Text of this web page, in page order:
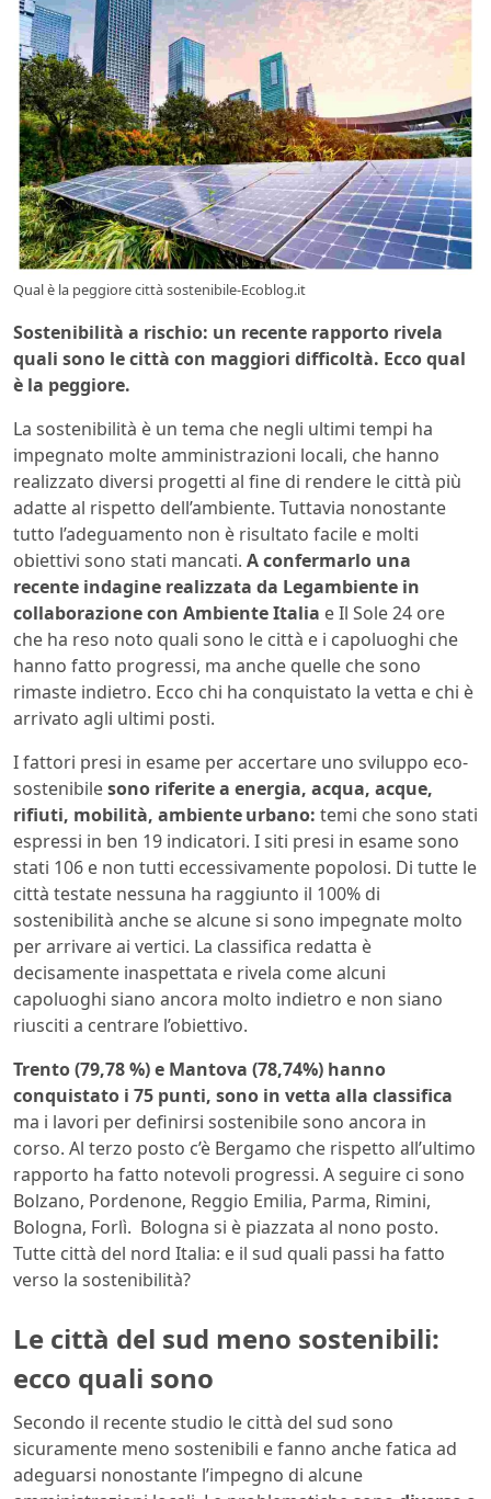
Qual è la peggiore città sostenibile-Ecoblog.it
Sostenibilità a rischio: un recente rapporto rivela
quali sono le città con maggiori difficoltà. Ecco qual
è la peggiore.
La sostenibilità è un tema che negli ultimi tempi ha
impegnato molte amministrazioni locali, che hanno
realizzato diversi progetti al fine di rendere le città più
adatte al rispetto dell’ambiente. Tuttavia nonostante
tutto l’adeguamento non è risultato facile e molti
obiettivi sono stati mancati. A confermarlo una
recente indagine realizzata da Legambiente in
collaborazione con Ambiente Italia e Il Sole 24 ore
che ha reso noto quali sono le città e i capoluoghi che
hanno fatto progressi, ma anche quelle che sono
rimaste indietro. Ecco chi ha conquistato la vetta e chi è
arrivato agli ultimi posti.
I fattori presi in esame per accertare uno sviluppo eco-
sostenibilesono riferite a energia, acqua, acque,
rifiuti, mobilità, ambiente urbano: temi che sono stati
espressi in ben 19 indicatori. I siti presi in esame sono
stati 106 e non tutti eccessivamente popolosi. Di tutte le
città testate nessuna ha raggiunto il 100% di
sostenibilità anche se alcune si sono impegnate molto
per arrivare ai vertici. La classifica redatta è
decisamente inaspettata e rivela come alcuni
capoluoghi siano ancora molto indietro e non siano
riusciti a centrare l’obiettivo.
Trento (79,78 %) e Mantova (78,74%) hanno
conquistato i 75 punti, sono in vetta alla classifica
ma i lavori per definirsi sostenibile sono ancora in
corso. Al terzo posto c’è Bergamo che rispetto all’ultimo
rapporto ha fatto notevoli progressi. A seguire ci sono
Bolzano, Pordenone, Reggio Emilia, Parma, Rimini,
Bologna, Forlì. Bologna si è piazzata al nono posto.
Tutte città del nord Italia: e il sud quali passi ha fatto
verso la sostenibilità?
Le città del sud meno sostenibili:
ecco quali sono
Secondo il recente studio le città del sud sono
sicuramente meno sostenibili e fanno anche fatica ad
adeguarsi nonostante l’impegno di alcune